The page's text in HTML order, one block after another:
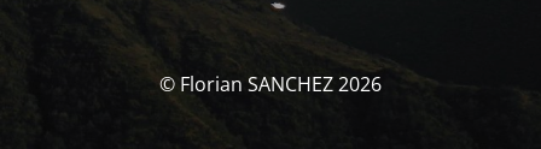
© Florian SANCHEZ 2026